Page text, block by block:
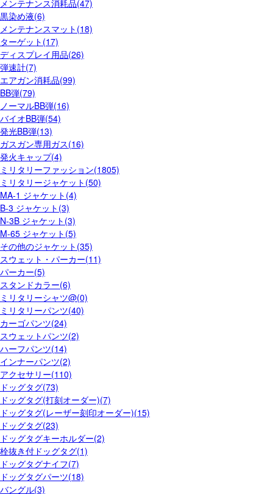
メンテナンス消耗品(47)
黒染め液(6)
メンテナンスマット(18)
ターゲット(17)
ディスプレイ用品(26)
弾速計(7)
エアガン消耗品(99)
BB弾(79)
ノーマルBB弾(16)
バイオBB弾(54)
発光BB弾(13)
ガスガン専用ガス(16)
発火キャップ(4)
ミリタリーファッション(1805)
ミリタリージャケット(50)
MA-1 ジャケット(4)
B-3 ジャケット(3)
N-3B ジャケット(3)
M-65 ジャケット(5)
その他のジャケット(35)
スウェット・パーカー(11)
パーカー(5)
スタンドカラー(6)
ミリタリーシャツ@(0)
ミリタリーパンツ(40)
カーゴパンツ(24)
スウェットパンツ(2)
ハーフパンツ(14)
インナーパンツ(2)
アクセサリー(110)
ドッグタグ(73)
ドッグタグ(打刻オーダー)(7)
ドッグタグ(レーザー刻印オーダー)(15)
ドッグタグ(23)
ドッグタグキーホルダー(2)
栓抜き付ドッグタグ(1)
ドッグタグナイフ(7)
ドッグタグパーツ(18)
バングル(3)